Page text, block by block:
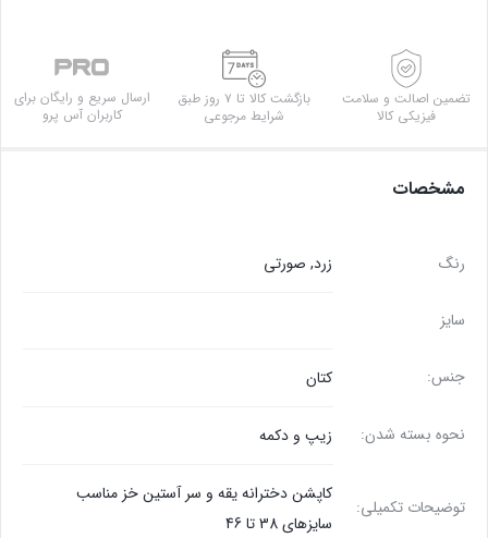
تضمین اصالت و سلامت
فیزیکی کالا
بازگشت کالا تا ۷ روز طبق
شرایط مرجوعی
ارسال سریع و رایگان برای
کاربران آس پرو
مشخصات
رنگ زرد, صورتی
سایز
جنس: کتان
نحوه بسته شدن: زیپ و دکمه
توضیحات تکمیلی:
کاپشن دخترانه یقه و سر آستین خز مناسب
سایزهای 38 تا 46